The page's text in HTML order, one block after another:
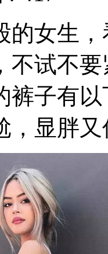
的女生
不试不
裤子有
，显胖